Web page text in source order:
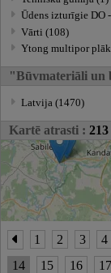
Ūdens izturīgie DO
Vārti (108)
Ytong multipor
"Būvmateriāli un
Latvija (1470)
Kartē atrasti :
1 2 3 4
14
15 16 17